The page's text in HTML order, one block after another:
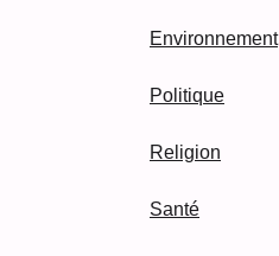
Environnement
Politique
Religion
Santé